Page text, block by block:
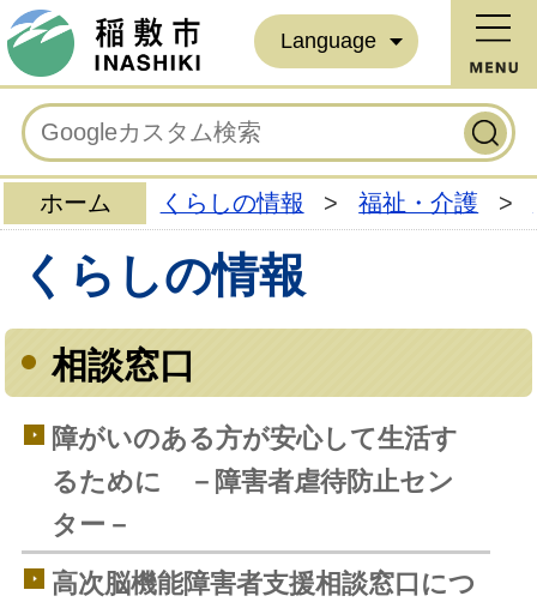
Language
ホーム くらしの情報 > 福祉・介護 >
くらしの情報
相談窓口
障がいのある方が安心して生活す
るために －障害者虐待防止セン
ター－
高次脳機能障害者支援相談窓口につ